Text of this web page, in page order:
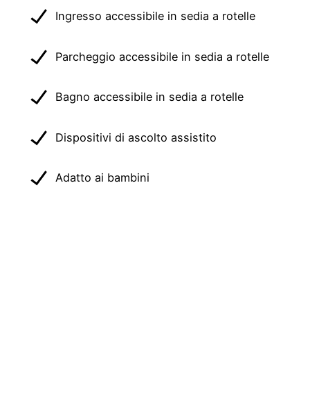
Ingresso accessibile in sedia a rotelle
Parcheggio accessibile in sedia a rotelle
Bagno accessibile in sedia a rotelle
Dispositivi di ascolto assistito
Adatto ai bambini